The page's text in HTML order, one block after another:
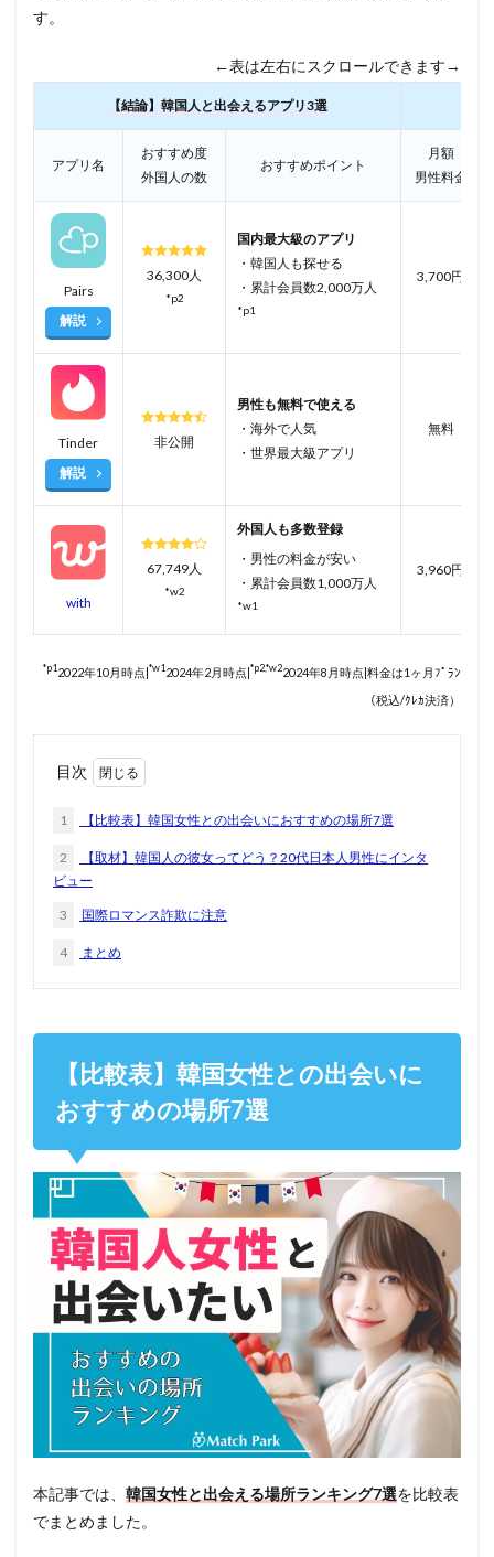
す。
←表は左右にスクロールできます→
【結論】韓国人と出会えるアプリ3選
アプリ名
おすすめ度
外国人の数
おすすめポイント
月額
男性料金
Pairs
解説
36,300人
*p2
国内最大級のアプリ
・韓国人も探せる
・累計会員数2,000万人
*p1
3,700円
Tinder
解説
非公開
男性も無料で使える
・海外で人気
・世界最大級アプリ
無料
with
67,749人
*w2
外国人も多数登録
・男性の料金が安い
・累計会員数1,000万人
*w1
3,960円
*p12022年10月時点|*w12024年2月時点|*p2,*w22024年8月時点|料金は1ヶ月ﾌﾟﾗﾝ
（税込/ｸﾚｶ決済）
目次
1 【比較表】韓国女性との出会いにおすすめの場所7選
2
【取材】韓国人の彼女ってどう？20代日本人男性にインタ
ビュー
3 国際ロマンス詐欺に注意
4 まとめ
【比較表】韓国女性との出会いに
おすすめの場所7選
本記事では、 韓国女性と出会える場所ランキング7選を比較表
でまとめました。